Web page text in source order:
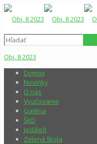
Obj. 8 2023
Domov
Novinky
O nás
Vyučovanie
Galéria
ŠKD
Jedáleň
Zelená škola